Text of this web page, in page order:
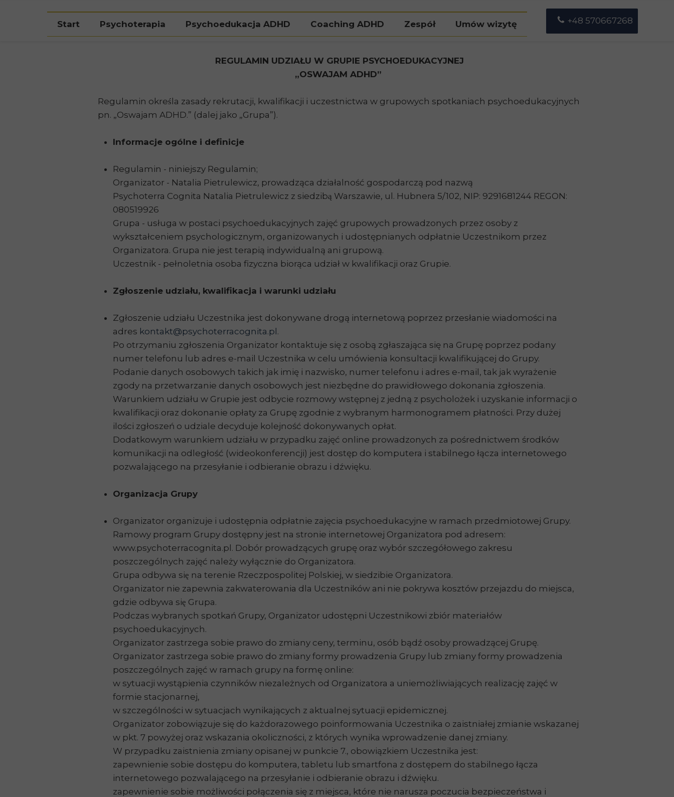
+48 570667268
Start Psychoterapia Psychoedukacja ADHD Coaching ADHD Zespół Umów wizytę
REGULAMIN UDZIAŁU W GRUPIE PSYCHOEDUKACYJNEJ
„OSWAJAM ADHD”
Regulamin określa zasady rekrutacji, kwalifikacji i uczestnictwa w grupowych spotkaniach psychoedukacyjnych
pn. „Oswajam ADHD.” (dalej jako „Grupa”).
Informacje ogólne i definicje
Regulamin - niniejszy Regulamin;
Organizator - Natalia Pietrulewicz, prowadząca działalność gospodarczą pod nazwą
Psychoterra Cognita Natalia Pietrulewicz z siedzibą Warszawie, ul. Hubnera 5/102, NIP: 9291681244 REGON:
080519926
Grupa - usługa w postaci psychoedukacyjnych zajęć grupowych prowadzonych przez osoby z
wykształceniem psychologicznym, organizowanych i udostępnianych odpłatnie Uczestnikom przez
Organizatora. Grupa nie jest terapią indywidualną ani grupową.
Uczestnik - pełnoletnia osoba fizyczna biorąca udział w kwalifikacji oraz Grupie.
Zgłoszenie udziału, kwalifikacja i warunki udziału
Zgłoszenie udziału Uczestnika jest dokonywane drogą internetową poprzez przesłanie wiadomości na
adres kontakt@psychoterracognita.pl .
Po otrzymaniu zgłoszenia Organizator kontaktuje się z osobą zgłaszająca się na Grupę poprzez podany
numer telefonu lub adres e-mail Uczestnika w celu umówienia konsultacji kwalifikującej do Grupy.
Podanie danych osobowych takich jak imię i nazwisko, numer telefonu i adres e-mail, tak jak wyrażenie
zgody na przetwarzanie danych osobowych jest niezbędne do prawidłowego dokonania zgłoszenia.
Warunkiem udziału w Grupie jest odbycie rozmowy wstępnej z jedną z psycholożek i uzyskanie informacji o
kwalifikacji oraz dokonanie opłaty za Grupę zgodnie z wybranym harmonogramem płatności. Przy dużej
ilości zgłoszeń o udziale decyduje kolejność dokonywanych opłat.
Dodatkowym warunkiem udziału w przypadku zajęć online prowadzonych za pośrednictwem środków
komunikacji na odległość (wideokonferencji) jest dostęp do komputera i stabilnego łącza internetowego
pozwalającego na przesyłanie i odbieranie obrazu i dźwięku.
Organizacja Grupy
Organizator organizuje i udostępnia odpłatnie zajęcia psychoedukacyjne w ramach przedmiotowej Grupy.
Ramowy program Grupy dostępny jest na stronie internetowej Organizatora pod adresem:
www.psychoterracognita.pl. Dobór prowadzących grupę oraz wybór szczegółowego zakresu
poszczególnych zajęć należy wyłącznie do Organizatora.
Grupa odbywa się na terenie Rzeczpospolitej Polskiej, w siedzibie Organizatora.
Organizator nie zapewnia zakwaterowania dla Uczestników ani nie pokrywa kosztów przejazdu do miejsca,
gdzie odbywa się Grupa.
Podczas wybranych spotkań Grupy, Organizator udostępni Uczestnikowi zbiór materiałów
psychoedukacyjnych.
Organizator zastrzega sobie prawo do zmiany ceny, terminu, osób bądź osoby prowadzącej Grupę.
Organizator zastrzega sobie prawo do zmiany formy prowadzenia Grupy lub zmiany formy prowadzenia
poszczególnych zajęć w ramach grupy na formę online:
w sytuacji wystąpienia czynników niezależnych od Organizatora a uniemożliwiających realizację zajęć w
formie stacjonarnej,
w szczególności w sytuacjach wynikających z aktualnej sytuacji epidemicznej.
Organizator zobowiązuje się do każdorazowego poinformowania Uczestnika o zaistniałej zmianie wskazanej
w pkt. 7 powyżej oraz wskazania okoliczności, z których wynika wprowadzenie danej zmiany.
W przypadku zaistnienia zmiany opisanej w punkcie 7., obowiązkiem Uczestnika jest:
zapewnienie sobie dostępu do komputera, tabletu lub smartfona z dostępem do stabilnego łącza
internetowego pozwalającego na przesyłanie i odbieranie obrazu i dźwięku.
zapewnienie sobie możliwości połączenia się z miejsca, które nie narusza poczucia bezpieczeństwa i